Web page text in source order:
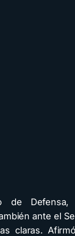
de Defensa,
ante el
claras.